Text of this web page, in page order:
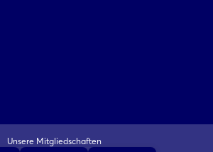
Unsere Mitgliedschaften